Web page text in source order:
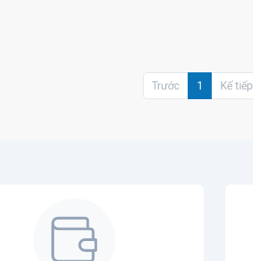
Trước 1 Kế tiếp